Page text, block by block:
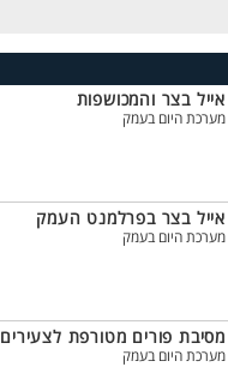
אייל בצר והמכושפות
מערכת היום בעמק
אייל בצר בפרלמנט העמק
מערכת היום בעמק
מסיבת פורים מטורפת לצעירים
מערכת היום בעמק